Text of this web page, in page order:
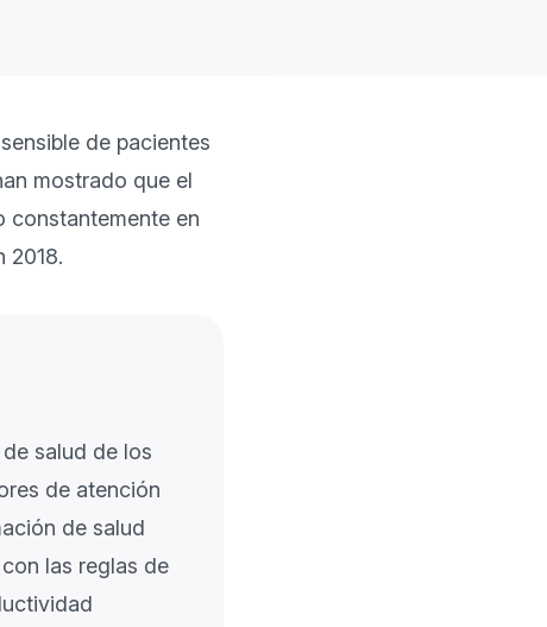
de pacientes
mostrado que el
constantemente en
2018.
salud de los
de atención
de salud
las reglas de